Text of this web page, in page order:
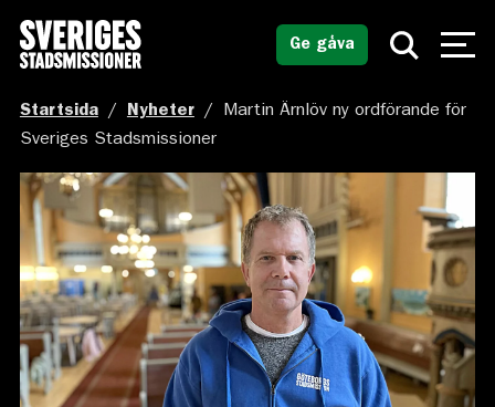
Ge gåva
Startsida / Nyheter /
Martin Ärnlöv ny ordförande för
Sveriges Stadsmissioner